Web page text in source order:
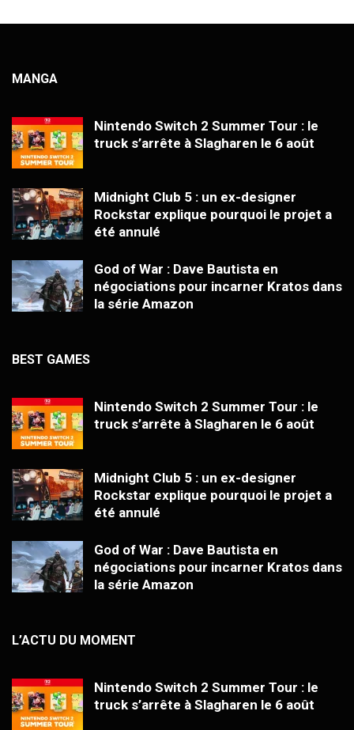
MANGA
Nintendo Switch 2 Summer Tour : le
truck s’arrête à Slagharen le 6 août
Midnight Club 5 : un ex-designer
Rockstar explique pourquoi le projet a
été annulé
God of War : Dave Bautista en
négociations pour incarner Kratos dans
la série Amazon
BEST GAMES
Nintendo Switch 2 Summer Tour : le
truck s’arrête à Slagharen le 6 août
Midnight Club 5 : un ex-designer
Rockstar explique pourquoi le projet a
été annulé
God of War : Dave Bautista en
négociations pour incarner Kratos dans
la série Amazon
L’ACTU DU MOMENT
Nintendo Switch 2 Summer Tour : le
truck s’arrête à Slagharen le 6 août